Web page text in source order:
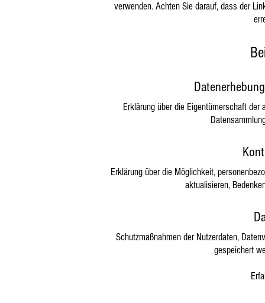
verwenden. Achten Sie darauf, dass der
Erklärung über die Eigentümerschaft
Erklärung über die Möglichkeit,
aktualisieren,
Schutzmaßnahmen der Nutzerdaten,
gespeichert